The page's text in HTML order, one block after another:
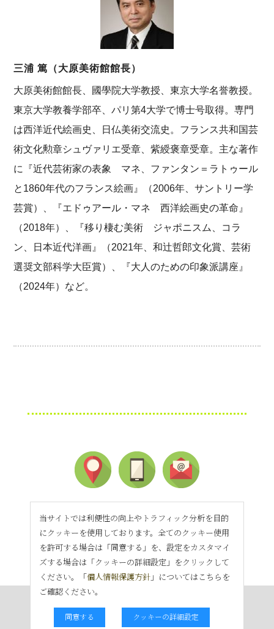
三浦 篤（大原美術館館長）
大原美術館館長、國學院大学教授、東京大学名誉教授。
東京大学教養学部卒、パリ第4大学で博士号取得。専門
は西洋近代絵画史、日仏美術交流史。フランス共和国芸
術文化勲章シュヴァリエ受章、紫綬褒章受章。主な著作
に『近代芸術家の表象 マネ、ファンタン＝ラトゥール
と1860年代のフランス絵画』（2006年、サントリー学
芸賞）、『エドゥアール・マネ 西洋絵画史の革命』
（2018年）、『移り棲む美術 ジャポニスム、コラ
ン、日本近代洋画』（2021年、和辻哲郎文化賞、芸術
選奨文部科学大臣賞）、『大人のための印象派講座』
（2024年）など。
当サイトでは利便性の向上やトラフィック分析を目的
にクッキーを使用しております。全てのクッキー使用
を許可する場合は「同意する」を、設定をカスタマイ
ズする場合は「クッキーの詳細設定」をクリックして
ください。「個人情報保護方針 」についてはこちらを
ご確認ください。
同意する クッキーの詳細設定